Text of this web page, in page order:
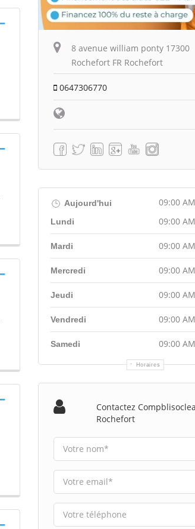
8 avenue william ponty 17300
Rochefort FR Rochefort
0647306770
Aujourd'hui 09:00
Horaires
Lundi 09:00
Mardi 09:00
Mercredi 09:00
Jeudi 09:00
Vendredi 09:00
Samedi 09:00
Contactez
Rochefort